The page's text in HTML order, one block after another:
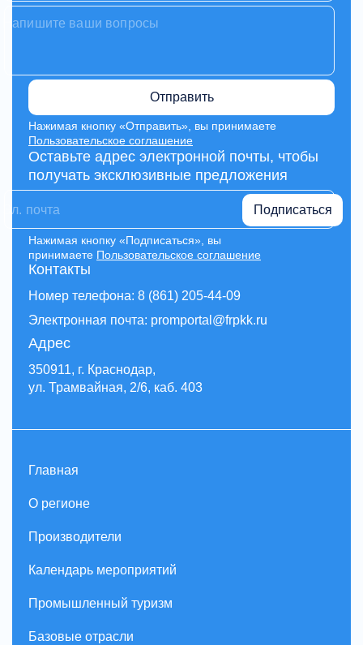
Контакты
Номер телефона: 8 (861) 205-44-09
Электронная почта: promportal@frpkk.ru
Адрес
350911, г. Краснодар,
ул. Трамвайная, 2/6, каб. 403
Отправить
Нажимая кнопку «Отправить», вы принимаете
Пользовательское соглашение
Оставьте адрес электронной почты, чтобы
получать эксклюзивные предложения
Подписаться
Нажимая кнопку «Подписаться», вы
принимаете Пользовательское соглашение
Главная
О регионе
Производители
Календарь мероприятий
Промышленный туризм
Базовые отрасли